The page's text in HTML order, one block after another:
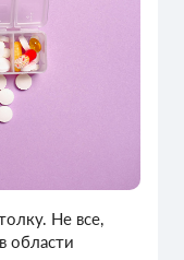
Не все,
области